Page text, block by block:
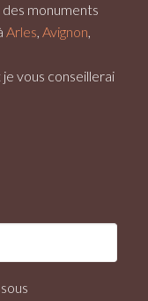
monuments
Arles, Avignon,
je vous conseillerai